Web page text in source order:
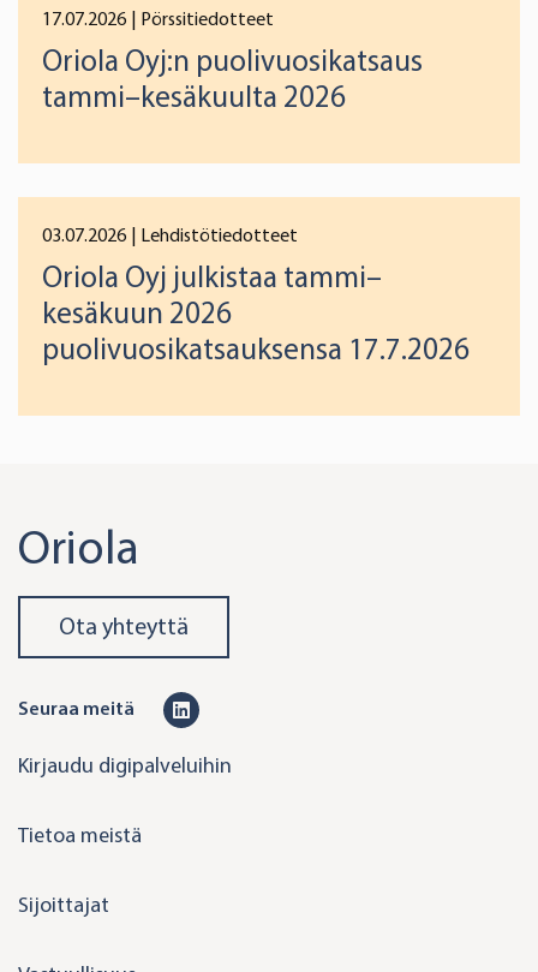
17.07.2026 | Pörssitiedotteet
Oriola Oyj:n puolivuosikatsaus
tammi–kesäkuulta 2026
03.07.2026 | Lehdistötiedotteet
Oriola Oyj julkistaa tammi–
kesäkuun 2026
puolivuosikatsauksensa 17.7.2026
Oriola
Ota yhteyttä
Seuraa meitä
n
Kirjaudu digipalveluihin
Tietoa meistä
Sijoittajat